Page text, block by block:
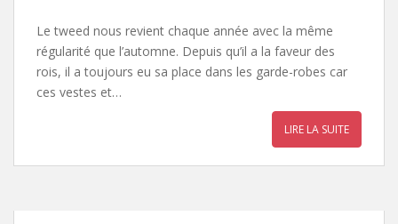
Le tweed nous revient chaque année avec la même
régularité que l’automne. Depuis qu’il a la faveur des
rois, il a toujours eu sa place dans les garde-robes car
ces vestes et…
LIRE LA SUITE